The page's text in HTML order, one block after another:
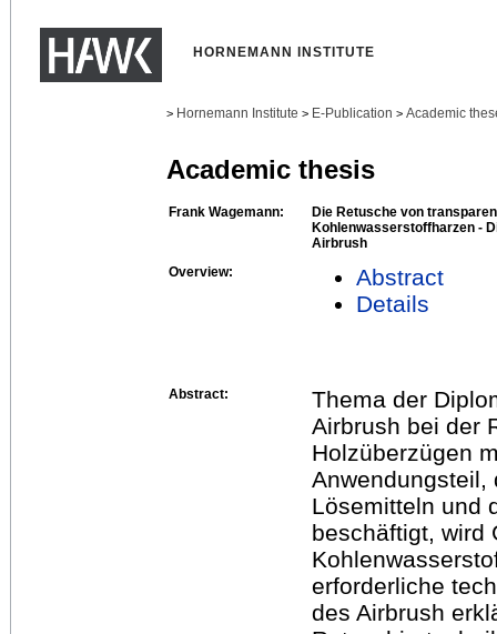
HORNEMANN INSTITUTE
> Hornemann Institute > E-Publication > Academic
Academic thesis
Frank Wagemann:
Die Retusche von
Kohlenwasserstoffharzen -
Airbrush
Overview:
Abstract
Details
Abstract:
Thema der
Airbrush bei der
Holzüberzügen
Anwendungsteil,
Lösemitteln und
beschäftigt, wird
erforderliche
des Airbrush